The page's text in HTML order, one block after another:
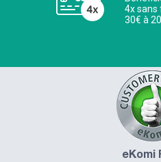
4x sans
30€ à
eKomi